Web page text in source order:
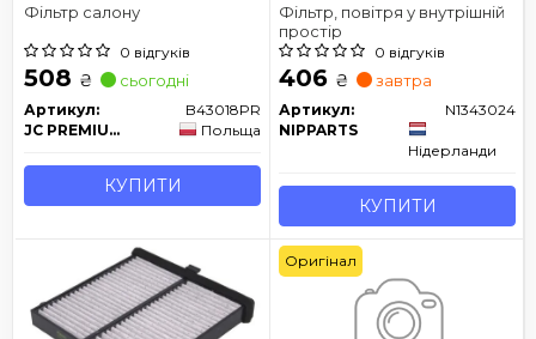
Фільтр салону
0 відгуків
508 ₴ сьогодні
Артикул:
B43018PR
JC PREMIUM
Польща
КУПИТИ
Фільтр, повітря у внутрішній
простір
0 відгуків
406 ₴ завтра
Артикул:
N1343024
NIPPARTS
Нідерланди
КУПИТИ
Оригінал